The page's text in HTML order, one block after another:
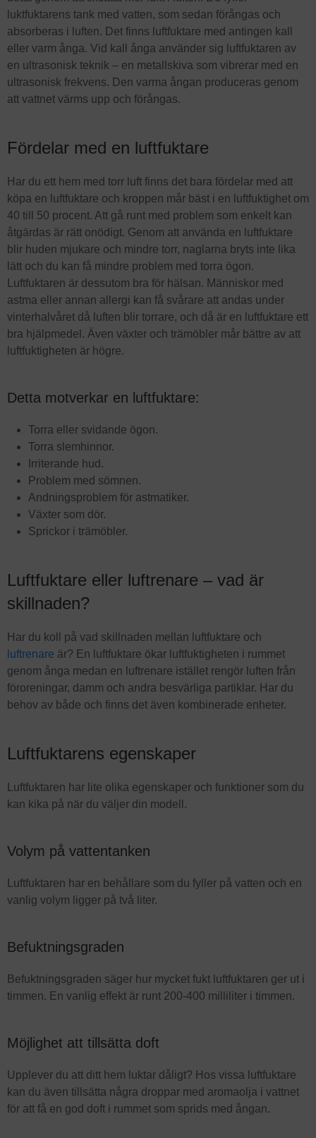
luktfuktarens tank med vatten, som sedan förångas och
absorberas i luften. Det finns luftfuktare med antingen kall
eller varm ånga. Vid kall ånga använder sig luftfuktaren av
en ultrasonisk teknik – en metallskiva som vibrerar med en
ultrasonisk frekvens. Den varma ångan produceras genom
att vattnet värms upp och förångas.
Fördelar med en luftfuktare
Har du ett hem med torr luft finns det bara fördelar med att
köpa en luftfuktare och kroppen mår bäst i en luftfuktighet om
40 till 50 procent. Att gå runt med problem som enkelt kan
åtgärdas är rätt onödigt. Genom att använda en luftfuktare
blir huden mjukare och mindre torr, naglarna bryts inte lika
lätt och du kan få mindre problem med torra ögon.
Luftfuktaren är dessutom bra för hälsan. Människor med
astma eller annan allergi kan få svårare att andas under
vinterhalvåret då luften blir torrare, och då är en luftfuktare ett
bra hjälpmedel. Även växter och trämöbler mår bättre av att
luftfuktigheten är högre.
Detta motverkar en luftfuktare:
Torra eller svidande ögon.
Torra slemhinnor.
Irriterande hud.
Problem med sömnen.
Andningsproblem för astmatiker.
Växter som dör.
Sprickor i trämöbler.
Luftfuktare eller luftrenare – vad är
skillnaden?
Har du koll på vad skillnaden mellan luftfuktare och
luftrenare är? En luftfuktare ökar luftfuktigheten i rummet
genom ånga medan en luftrenare istället rengör luften från
föroreningar, damm och andra besvärliga partiklar. Har du
behov av både och finns det även kombinerade enheter.
Luftfuktarens egenskaper
Luftfuktaren har lite olika egenskaper och funktioner som du
kan kika på när du väljer din modell.
Volym på vattentanken
Luftfuktaren har en behållare som du fyller på vatten och en
vanlig volym ligger på två liter.
Befuktningsgraden
Befuktningsgraden säger hur mycket fukt luftfuktaren ger ut i
timmen. En vanlig effekt är runt 200-400 milliliter i timmen.
Möjlighet att tillsätta doft
Upplever du att ditt hem luktar dåligt? Hos vissa luftfuktare
kan du även tillsätta några droppar med aromaolja i vattnet
för att få en god doft i rummet som sprids med ångan.